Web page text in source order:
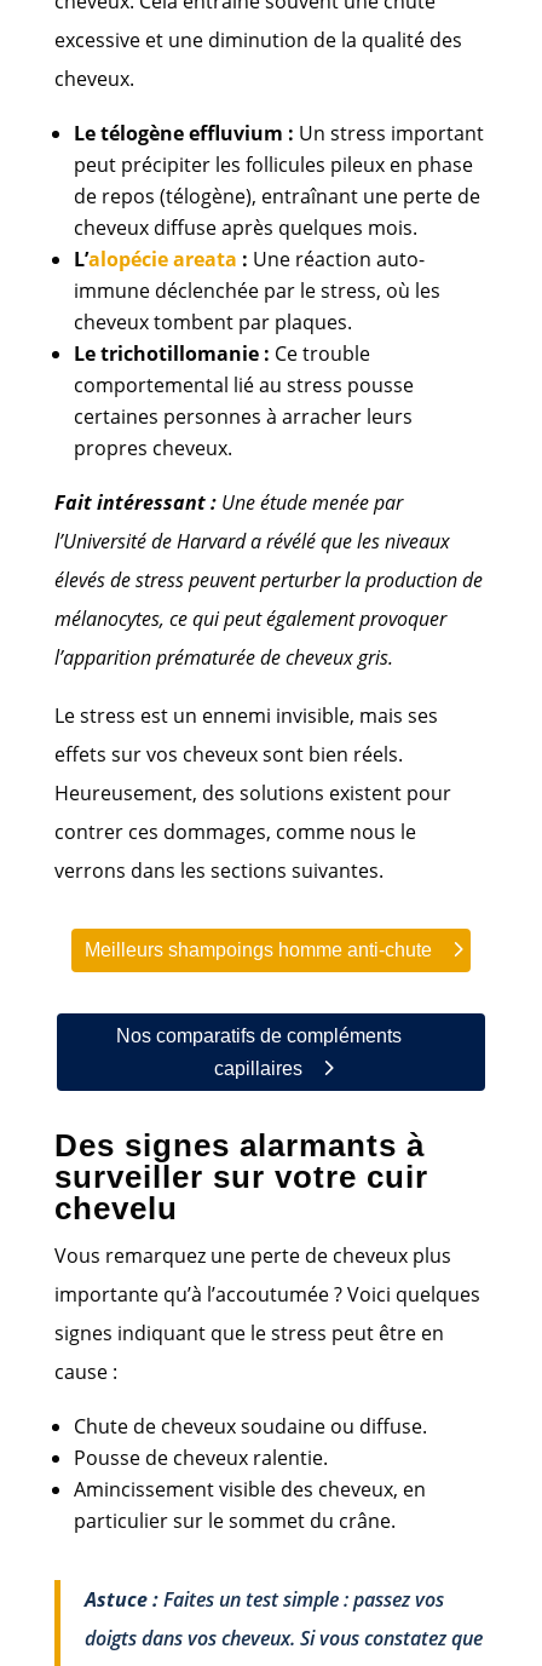
excessive et une diminution de la qualité des
cheveux.
Le télogène effluvium : Un stress important
peut précipiter les follicules pileux en phase
de repos (télogène), entraînant une perte de
cheveux diffuse après quelques mois.
L’alopécie areata : Une réaction auto-
immune déclenchée par le stress, où les
cheveux tombent par plaques.
Le trichotillomanie : Ce trouble
comportemental lié au stress pousse
certaines personnes à arracher leurs
propres cheveux.
Fait intéressant :Une étude menée par
l’Université de Harvard a révélé que les niveaux
élevés de stress peuvent perturber la production de
mélanocytes, ce qui peut également provoquer
l’apparition prématurée de cheveux gris.
Le stress est un ennemi invisible, mais ses
effets sur vos cheveux sont bien réels.
Heureusement, des solutions existent pour
contrer ces dommages, comme nous le
verrons dans les sections suivantes.
Meilleurs shampoings homme anti-chute
Nos comparatifs de compléments
capillaires
Des signes alarmants à
surveiller sur votre cuir
chevelu
Vous remarquez une perte de cheveux plus
importante qu’à l’accoutumée ? Voici quelques
signes indiquant que le stress peut être en
cause :
Chute de cheveux soudaine ou diffuse.
Pousse de cheveux ralentie.
Amincissement visible des cheveux, en
particulier sur le sommet du crâne.
Astuce :Faites un test simple : passez vos
doigts dans vos cheveux. Si vous constatez que